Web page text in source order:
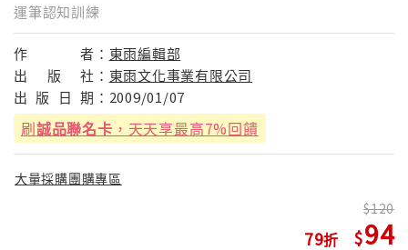
運筆認知訓練
作 者： 東雨編輯部
出
版 社： 東雨文化事業有限公司
出 版 日 期： 2009/01/07
刷誠品聯名卡 ，天天享最高7%回饋
大量採購團購專區
79
120
94